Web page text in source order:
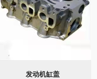
发动机缸盖